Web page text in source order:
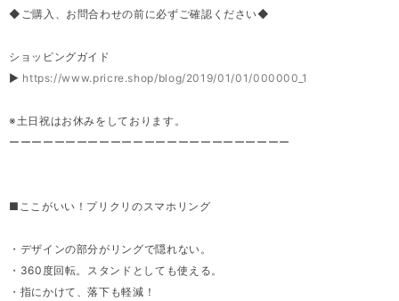
◆ご購入、お問合わせの前に必ずご確認ください◆
ショッピングガイド
▶ https://www.pricre.shop/blog/2019/01/01/000000_1
※土日祝はお休みをしております。
ーーーーーーーーーーーーーーーーーーーーーーーーー
■ここがいい！プリクリのスマホリング
・デザインの部分がリングで隠れない。
・360度回転。スタンドとしても使える。
・指にかけて、落下も軽減！